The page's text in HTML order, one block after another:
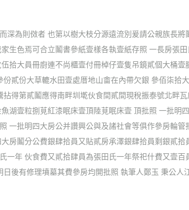
深為則傚者 也第以樹大枝分源遠流別爰請公親族長將
生色焉可合立鬮書參紙壹樣各執壹紙存照 一長房張
拾大員冊廚連不尚櫃壹付冊棹仔壹隻吊鏡貳個大桶壹
貳份大草轆水田壹處厝地山畬在內帶欠銀 參佰柒拾
得第貳鬮應得南畔圳墘伙食間貳間現稅振泰號北畔瓦
湖壹粒捌莧紅漆眠床壹頂陸莧眠床壹 頂批照 一批明
一批明四大房公并讚興公與及諸社會等俱作參房輪管
房鬮分公費銀肆拾員又貼貳房承澤銀肆拾員剩銀貳拾
一年 伙食費又貳拾肆員為張田氏一年祭祀什費又壹百
後有修理墳墓其費參房均開批照 執筆人鄭玉 秉公人